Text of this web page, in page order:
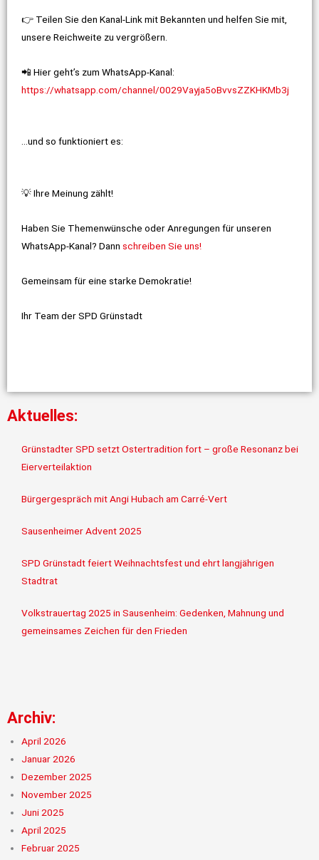
👉 Teilen Sie den Kanal-Link mit Bekannten und helfen Sie mit,
unsere Reichweite zu vergrößern.
📲 Hier geht’s zum WhatsApp-Kanal:
https://whatsapp.com/channel/0029Vayja5oBvvsZZKHKMb3j
…und so funktioniert es:
💡 Ihre Meinung zählt!
Haben Sie Themenwünsche oder Anregungen für unseren
WhatsApp-Kanal? Dann schreiben Sie uns!
Gemeinsam für eine starke Demokratie!
Ihr Team der SPD Grünstadt
Aktuelles:
Grünstadter SPD setzt Ostertradition fort – große Resonanz bei
Eierverteilaktion
Bürgergespräch mit Angi Hubach am Carré-Vert
Sausenheimer Advent 2025
SPD Grünstadt feiert Weihnachtsfest und ehrt langjährigen
Stadtrat
Volkstrauertag 2025 in Sausenheim: Gedenken, Mahnung und
gemeinsames Zeichen für den Frieden
Archiv:
April 2026
Januar 2026
Dezember 2025
November 2025
Juni 2025
April 2025
Februar 2025